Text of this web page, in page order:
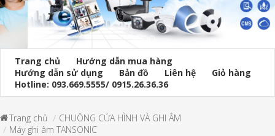
Trang chủ
Hướng dẫn mua hàng
Hướng dẫn sử dụng
Bản đồ Liên hệ
Giỏ hàng
Hotline: 093.669.5555/ 0915.26.36.36
Trang chủ
CHUÔNG CỬA HÌNH VÀ GHI ÂM
Máy ghi âm TANSONIC